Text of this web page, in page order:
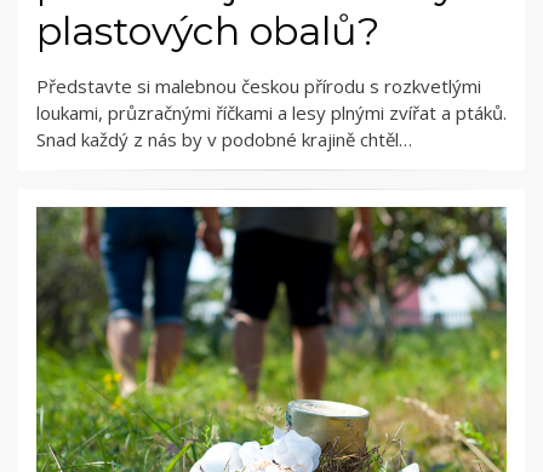
plastových obalů?
Představte si malebnou českou přírodu s rozkvetlými
loukami, průzračnými říčkami a lesy plnými zvířat a ptáků.
Snad každý z nás by v podobné krajině chtěl…